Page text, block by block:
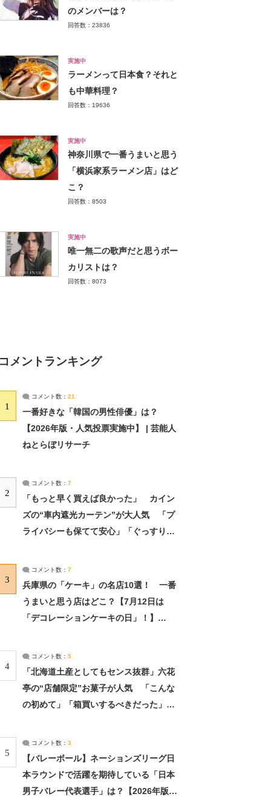
のメンバーは？
回答数：23836
実施中
ラーメンって日本食？それと
も中華料理？
回答数：19636
実施中
神奈川県で一番うまいと思う
「横浜家系ラーメン店」はど
こ？
回答数：8503
実施中
唯一無二の歌声だと思うボー
カリストは？
回答数：8073
コメントランキング
1
コメント数： 21
一番好きな「韓国の男性俳優」は？
【2026年版・人気投票実施中】 | 芸能人
ねとらぼリサーチ
2
コメント数： 7
「もっと早く買えば良かった」 カイン
ズの“車内遮光カーテン”が大人気 「プ
ライバシーも保てて安心」「ぐっすり眠
3
コメント数： 7
兵庫県の「ケーキ」の名店10選！ 一番
うまいと思う店はどこ？【7月12日は
「デコレーションケーキの日」！】
4
コメント数： 5
「北海道土産としてもセンス抜群」六花
亭の“店舗限定”お菓子が人気 「こんな
の初めて」「箱買いするべきだった」
5
コメント数： 3
【バレーボール】ネーションズリーグ日
本ラウンドで活躍を期待している「日本
男子バレー代表選手」は？【2026年版・